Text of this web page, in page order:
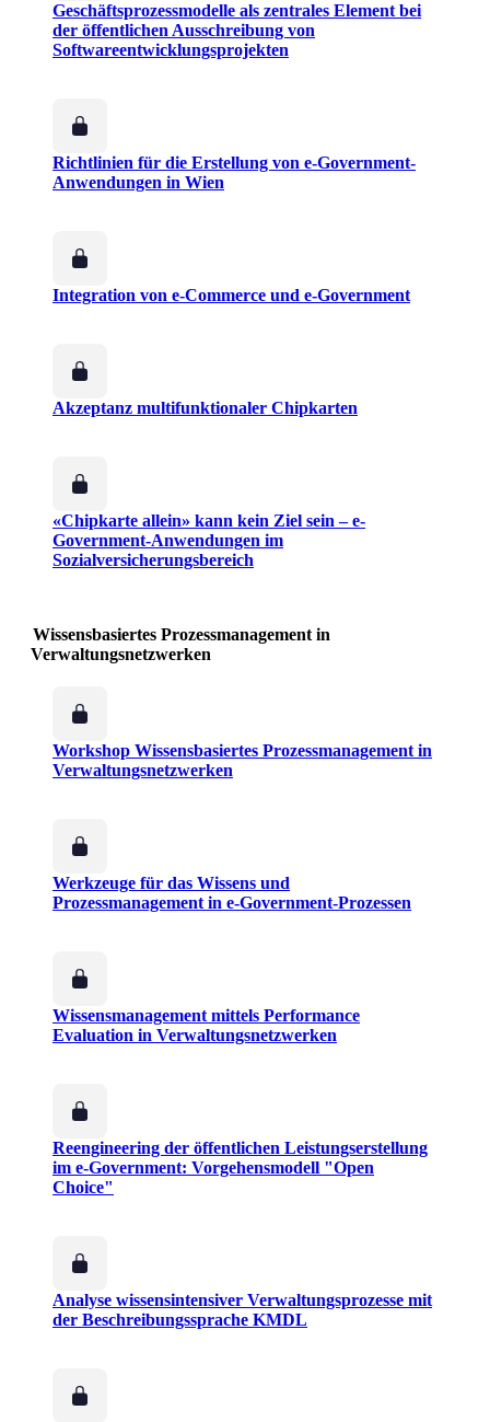
Geschäftsprozessmodelle als zentrales Element bei
der öffentlichen Ausschreibung von
Softwareentwicklungsprojekten
Richtlinien für die Erstellung von e-Government-
Anwendungen in Wien
Integration von e-Commerce und e-Government
Akzeptanz multifunktionaler Chipkarten
«Chipkarte allein» kann kein Ziel sein – e-
Government-Anwendungen im
Sozialversicherungsbereich
Wissensbasiertes Prozessmanagement in
Verwaltungsnetzwerken
Workshop Wissensbasiertes Prozessmanagement in
Verwaltungsnetzwerken
Werkzeuge für das Wissens und
Prozessmanagement in e-Government-Prozessen
Wissensmanagement mittels Performance
Evaluation in Verwaltungsnetzwerken
Reengineering der öffentlichen Leistungserstellung
im e-Government: Vorgehensmodell "Open
Choice"
Analyse wissensintensiver Verwaltungsprozesse mit
der Beschreibungssprache KMDL